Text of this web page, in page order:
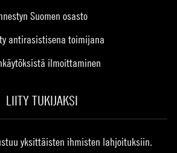
Suomen osasto
antirasistisena toimijana
ilmoittaminen
LIITY TUKIJAKSI
yksittäisten ihmisten lahjoituksiin.